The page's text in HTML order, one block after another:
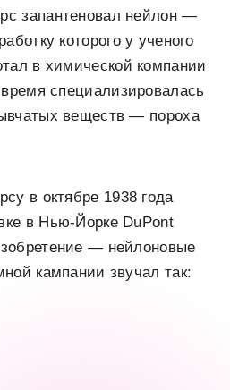
запантеновал нейлон —
которого у ученого
в химической компании
специализировалась
веществ — пороха
в октябре 1938 года
в Нью-Йорке DuPont
— нейлоновые
кампании звучал так: